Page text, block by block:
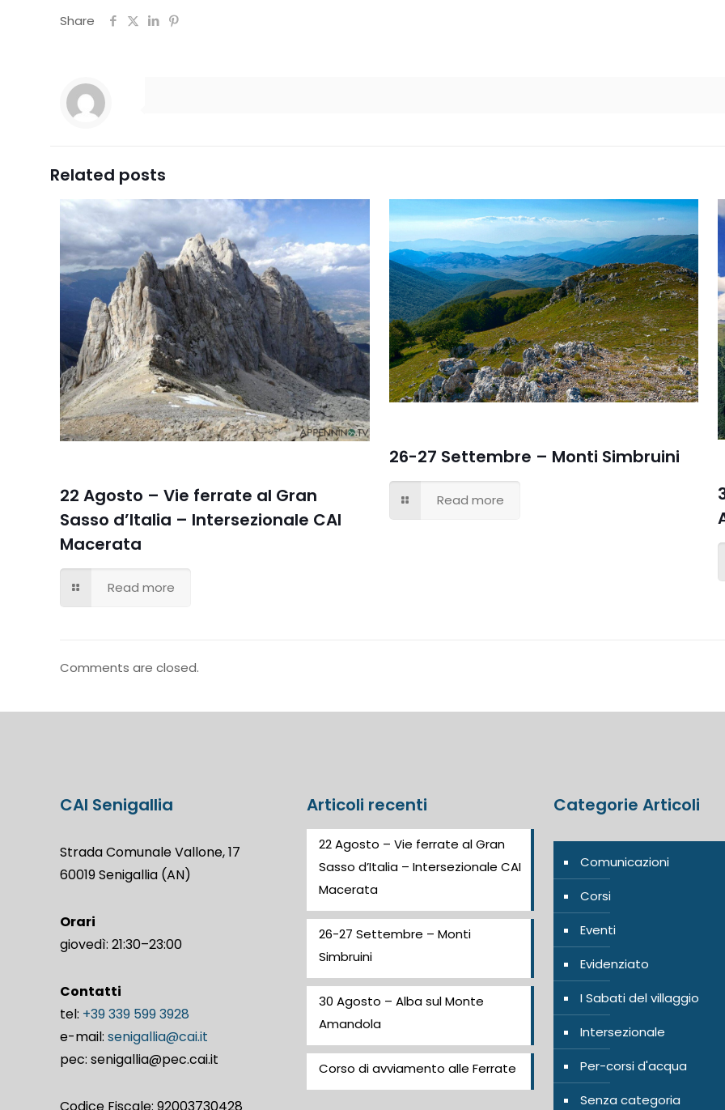
Share
Related posts
22 Agosto – Vie ferrate al Gran
Sasso d’Italia – Intersezionale CAI
Macerata
Read more
26-27 Settembre – Monti Simbruini
Read more
Comments are closed.
CAI Senigallia
Strada Comunale Vallone, 17
60019 Senigallia (AN)
Orari
giovedì: 21:30–23:00
Contatti
tel: +39 339 599 3928
e-mail: senigallia@cai.it
pec: senigallia@pec.cai.it
Codice Fiscale: 92003730428
Articoli recenti
22 Agosto – Vie ferrate al Gran
Sasso d’Italia – Intersezionale CAI
Macerata
26-27 Settembre – Monti
Simbruini
30 Agosto – Alba sul Monte
Amandola
Corso di avviamento alle Ferrate
Categorie Articoli
Comunicazioni
Corsi
Eventi
Evidenziato
I Sabati del villaggio
Intersezionale
Per-corsi d'acqua
Senza categoria